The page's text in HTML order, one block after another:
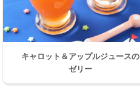
キャロット＆アップルジュースの
ゼリー